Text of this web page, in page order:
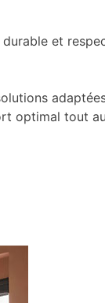
et
optimal tout au